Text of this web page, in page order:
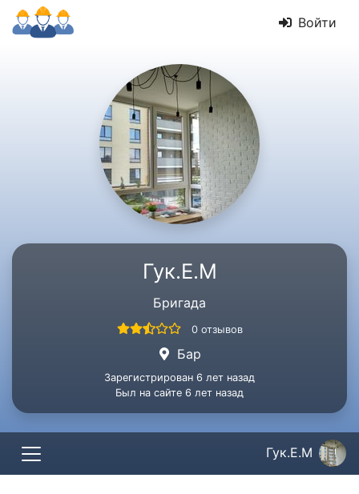
Войти
Гук.Е.М
Бригада
0 отзывов
Бар
Зарегистрирован 6 лет назад
Был на сайте 6 лет назад
Гук.Е.М